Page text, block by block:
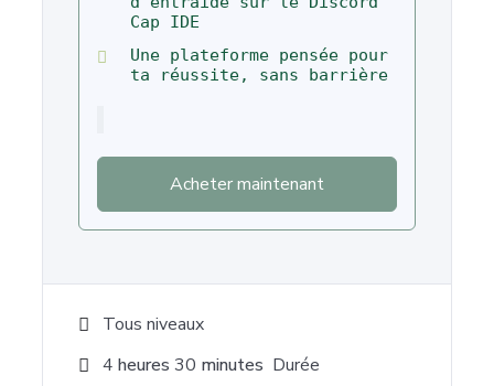
Cap IDE
Une plateforme pensée pour
ta réussite, sans barrière
Acheter maintenant
Tous niveaux
4 heures 30 minutes Durée